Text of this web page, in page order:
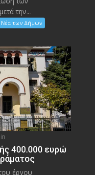
την...
Νέα των Δήμων
400.000 ευρώ
έργου